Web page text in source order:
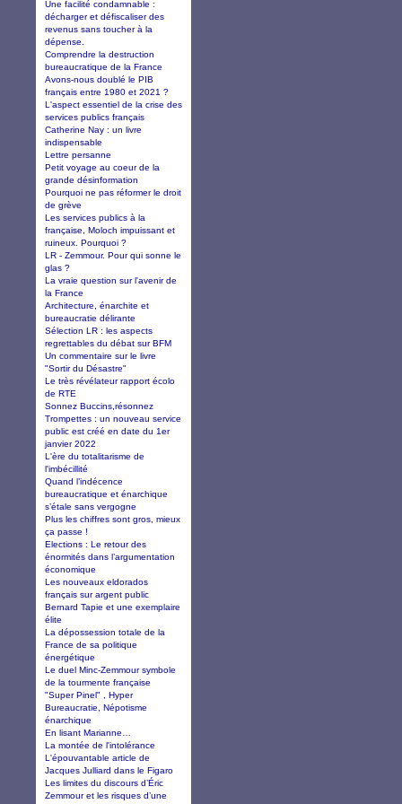
Une facilité condamnable :
décharger et défiscaliser des
revenus sans toucher à la
dépense.
Comprendre la destruction
bureaucratique de la France
Avons-nous doublé le PIB
français entre 1980 et 2021 ?
L'aspect essentiel de la crise des
services publics français
Catherine Nay : un livre
indispensable
Lettre persanne
Petit voyage au coeur de la
grande désinformation
Pourquoi ne pas réformer le droit
de grève
Les services publics à la
française, Moloch impuissant et
ruineux. Pourquoi ?
LR - Zemmour. Pour qui sonne le
glas ?
La vraie question sur l'avenir de
la France
Architecture, énarchite et
bureaucratie délirante
Sélection LR : les aspects
regrettables du débat sur BFM
Un commentaire sur le livre
"Sortir du Désastre"
Le très révélateur rapport écolo
de RTE
Sonnez Buccins,résonnez
Trompettes : un nouveau service
public est créé en date du 1er
janvier 2022
L'ère du totalitarisme de
l'imbécillité
Quand l’indécence
bureaucratique et énarchique
s’étale sans vergogne
Plus les chiffres sont gros, mieux
ça passe !
Elections : Le retour des
énormités dans l’argumentation
économique
Les nouveaux eldorados
français sur argent public
Bernard Tapie et une exemplaire
élite
La dépossession totale de la
France de sa politique
énergétique
Le duel Minc-Zemmour symbole
de la tourmente française
"Super Pinel" , Hyper
Bureaucratie, Népotisme
énarchique
En lisant Marianne…
La montée de l'intolérance
L'épouvantable article de
Jacques Julliard dans le Figaro
Les limites du discours d’Éric
Zemmour et les risques d’une